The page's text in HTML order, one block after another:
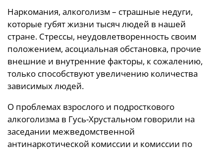
Наркомания, алкоголизм – страшные недуги,
которые губят жизни тысяч людей в нашей
стране. Стрессы, неудовлетворенность своим
положением, асоциальная обстановка, прочие
внешние и внутренние факторы, к сожалению,
только способствуют увеличению количества
зависимых людей.
О проблемах взрослого и подросткового
алкоголизма в Гусь-Хрустальном говорили на
заседании межведомственной
антинаркотической комиссии и комиссии по